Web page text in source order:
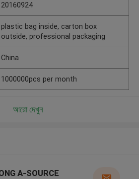
20160924
plastic bag inside, carton box
outside, professional packaging
China
1000000pcs per month
আরো দেখুন
A-SOURCE